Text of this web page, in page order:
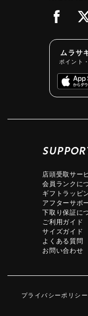
ムラサ
ポイント
店頭受取サー
会員ランクに
ギフトラッピ
アフターサポ
下取り保証に
ご利用ガイド
サイズガイド
よくある質問
お問い合わせ
プライバシーポリシー